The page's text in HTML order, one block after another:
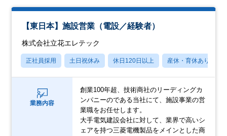
【東日本】施設営業（電設／経験者）
株式会社立花エレテック
正社員採用 土日祝休み 休日120日以上 産休・育休あり
業務内容
創業100年超、技術商社のリーディングカ
ンパニーのである当社にて、施設事業の営
業職をお任せします。
⼤⼿電気建設会社に対して、業界で⾼いシ
ェアを持つ三菱電機製品をメインとした商